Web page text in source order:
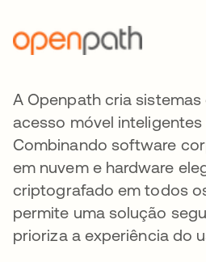
A Openpath cria
acesso móvel inteligentes
Combinando software
em nuvem e hardware
criptografado em todos
permite uma solução
prioriza a experiência do